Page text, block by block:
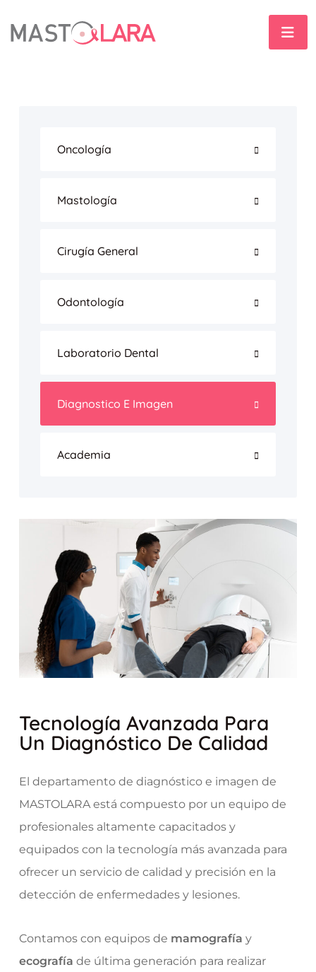
Oncología
Mastología
Cirugía General
Odontología
Laboratorio Dental
Diagnostico E Imagen
Academia
Tecnología Avanzada Para
Un Diagnóstico De Calidad
El departamento de diagnóstico e imagen de
MASTOLARA está compuesto por un equipo de
profesionales altamente capacitados y
equipados con la tecnología más avanzada para
ofrecer un servicio de calidad y precisión en la
detección de enfermedades y lesiones.
Contamos con equipos de mamografía y
ecografía de última generación para realizar